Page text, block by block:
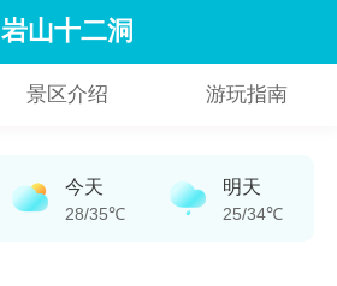
岩山十二洞
景区介绍 游玩指南
今天
28/35℃
明天
25/34℃